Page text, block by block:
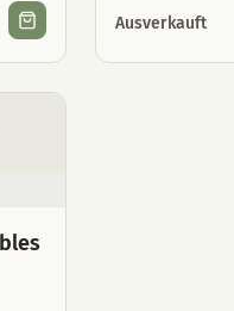
Ausverkauft